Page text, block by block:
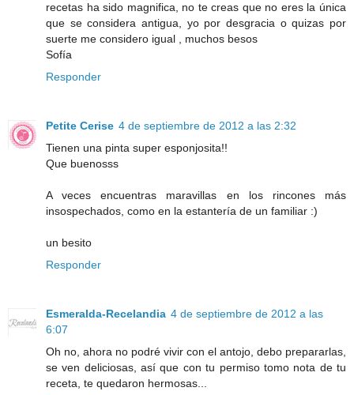
recetas ha sido magnifica, no te creas que no eres la única
que se considera antigua, yo por desgracia o quizas por
suerte me considero igual , muchos besos
Sofía
Responder
Petite Cerise 4 de septiembre de 2012 a las 2:32
Tienen una pinta super esponjosita!!
Que buenosss
A veces encuentras maravillas en los rincones más
insospechados, como en la estantería de un familiar :)
un besito
Responder
Esmeralda-Recelandia 4 de septiembre de 2012 a las
6:07
Oh no, ahora no podré vivir con el antojo, debo prepararlas,
se ven deliciosas, así que con tu permiso tomo nota de tu
receta, te quedaron hermosas...